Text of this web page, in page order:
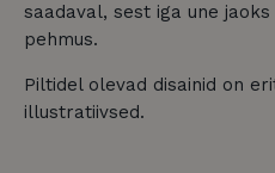
saadaval, sest iga une
pehmus.
Piltidel olevad disainid on
illustratiivsed.